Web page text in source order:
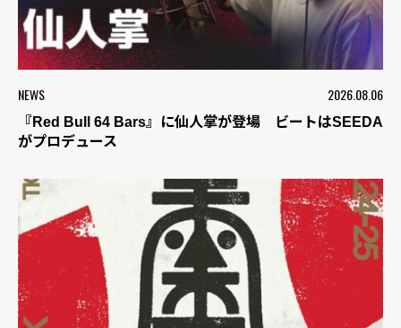
NEWS 2026.08.06
『Red Bull 64 Bars』に仙人掌が登場 ビートはSEEDA
がプロデュース